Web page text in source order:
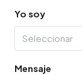
Yo soy
Seleccionar
Mensaje